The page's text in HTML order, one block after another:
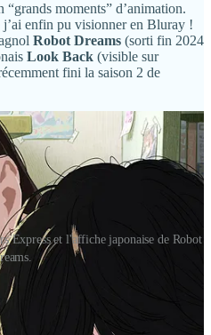
“grands moments” d’animation.
j’ai enfin pu visionner en Bluray !
Robot Dreams (sorti fin 2024
Look Back (visible sur
fini la saison 2 de
Express et l'affiche japonaise de Robot
miracle, un accomplissement
la série animée créée par le studio
parfois par un trop plein